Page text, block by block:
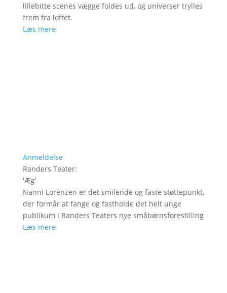
lillebitte scenes vægge foldes ud, og universer trylles
frem fra loftet.
Læs mere
Anmeldelse
Randers Teater:
'Æg'
Nanni Lorenzen er det smilende og faste støttepunkt,
der formår at fange og fastholde det helt unge
publikum i Randers Teaters nye småbørnsforestilling
Læs mere